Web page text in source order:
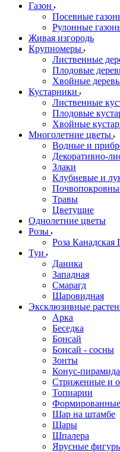
Газон
Посевные
Рулонные
Живая изгородь
Крупномеры
Лиственные
Плодовые
Хвойные
Кустарники
Лиственные
Плодовые
Хвойные
Многолетние цветы
Водные и
Декоративно-
Злаки
Клубневые и
Травы
Цветущие
Однолетние цветы
Розы
Роза Канадская
Туи
Даника
Западная
Смарагд
Шаровидная
Эксклюзивные
Арка
Беседка
Бонсай
Бонсай - сосны
Зонты
Конус-
Стриженные и
Топиарии
Формированные
Шар на штамбе
Шары
Шпалера
Ярусные